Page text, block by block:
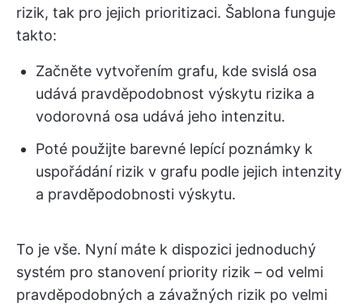
rizik, tak pro jejich prioritizaci. Šablona funguje
takto:
Začněte vytvořením grafu, kde svislá osa
udává pravděpodobnost výskytu rizika a
vodorovná osa udává jeho intenzitu.
Poté použijte barevné lepící poznámky k
uspořádání rizik v grafu podle jejich intenzity
a pravděpodobnosti výskytu.
To je vše. Nyní máte k dispozici jednoduchý
systém pro stanovení priority rizik – od velmi
pravděpodobných a závažných rizik po velmi